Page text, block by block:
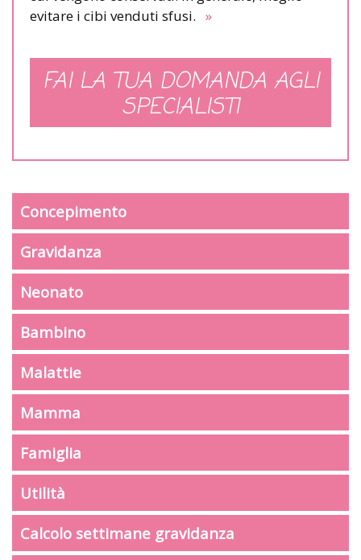
evitare i cibi venduti sfusi. »
FAI LA TUA DOMANDA AGLI
SPECIALISTI
Concepimento
Gravidanza
Neonato
Bambino
Malattie
Mamma
Famiglia
Utilità
Calcolo settimane gravidanza